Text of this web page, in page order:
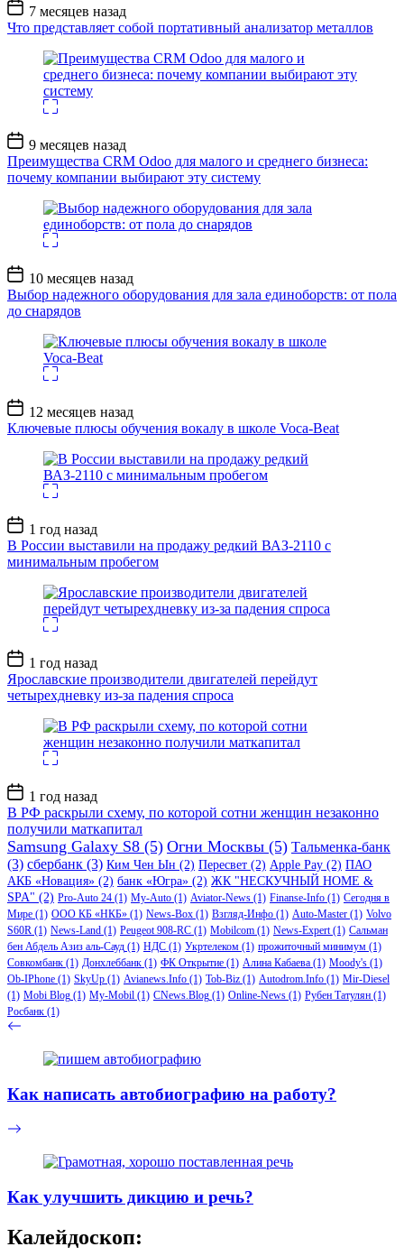
Дата
записи
7 месяцев назад
Что представляет собой портативный анализатор металлов
Дата
записи
9 месяцев назад
Преимущества CRM Odoo для малого и среднего бизнеса:
почему компании выбирают эту систему
Дата
записи
10 месяцев назад
Выбор надежного оборудования для зала единоборств: от пола
до снарядов
Дата
записи
12 месяцев назад
Ключевые плюсы обучения вокалу в школе Voca-Beat
Дата
записи
1 год назад
В России выставили на продажу редкий ВАЗ-2110 с
минимальным пробегом
Дата
записи
1 год назад
Ярославские производители двигателей перейдут
четырехдневку из-за падения спроса
Дата
записи
1 год назад
В РФ раскрыли схему, по которой сотни женщин незаконно
получили маткапитал
Samsung Galaxy S8 (5) Огни Москвы (5) Тальменка-банк
(3) сбербанк (3) Ким Чен Ын (2) Пересвет (2) Apple Pay (2) ПАО
АКБ «Новация» (2) банк «Югра» (2) ЖК "НЕСКУЧНЫЙ HOME &
SPA" (2) Pro-Auto 24 (1) My-Auto (1) Aviator-News (1) Finanse-Info (1) Сегодня в
Мире (1) ООО КБ «НКБ» (1) News-Box (1) Взгляд-Инфо (1) Auto-Master (1) Volvo
S60R (1) News-Land (1) Peugeot 908-RC (1) Mobilcom (1) News-Expert(1) Сальман
бен Абдель Азиз аль-Сауд (1) НДС (1) Укртелеком (1) прожиточный минимум (1)
Совкомбанк (1) Донхлеббанк (1) ФК Открытие (1) Алина Кабаева (1) Moody's (1)
Ob-IPhone (1) SkyUp (1) Avianews.Info (1) Tob-Biz (1) Autodrom.Info (1) Mir-Diesel
(1) Mobi Blog (1) My-Mobil (1) CNews.Blog (1) Online-News (1) Рубен Татулян (1)
Росбанк (1)
Как написать автобиографию на работу?
Как улучшить дикцию и речь?
Калейдоскоп: